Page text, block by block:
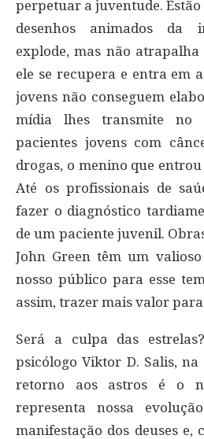
perpetuar a juventude.
desenhos animados da
explode, mas não atrapalha
ele se recupera e entra em
jovens não conseguem
mídia lhes transmite no
pacientes jovens com
drogas, o menino que
Até os profissionais de
fazer o diagnóstico
de um paciente juvenil.
John Green têm um
nosso público para esse
assim, trazer mais valor
Será a culpa das
psicólogo Viktor D. Salis,
retorno aos astros é o
representa nossa
manifestação dos deuses e,